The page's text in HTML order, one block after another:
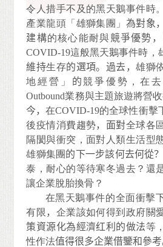
令人措手不及的黑天鵝事件時。
產業龍頭「雄獅集團」 為對象
建構的核心能耐與競爭優勢
COVID-19這般黑天鵝事件時，
維持生存的選項。過去，雄獅
地經營」 的競爭優勢，在去
Outbound業務與主題旅遊將營
今，在COVID-19的全球性衝擊
後疫情消費趨勢，面對全球各
隔閡與衝突，面對人類生活型
雄獅集團的下一步該何去何從？
泰，耐心的等待寒冬過去？還
讓企業脫胎換骨？
在黑天鵝事件的全面衝擊
有限， 企業該如何得到政府關
策資源化為經濟红利的做法等
性作法值得很多企業借鑒和參考